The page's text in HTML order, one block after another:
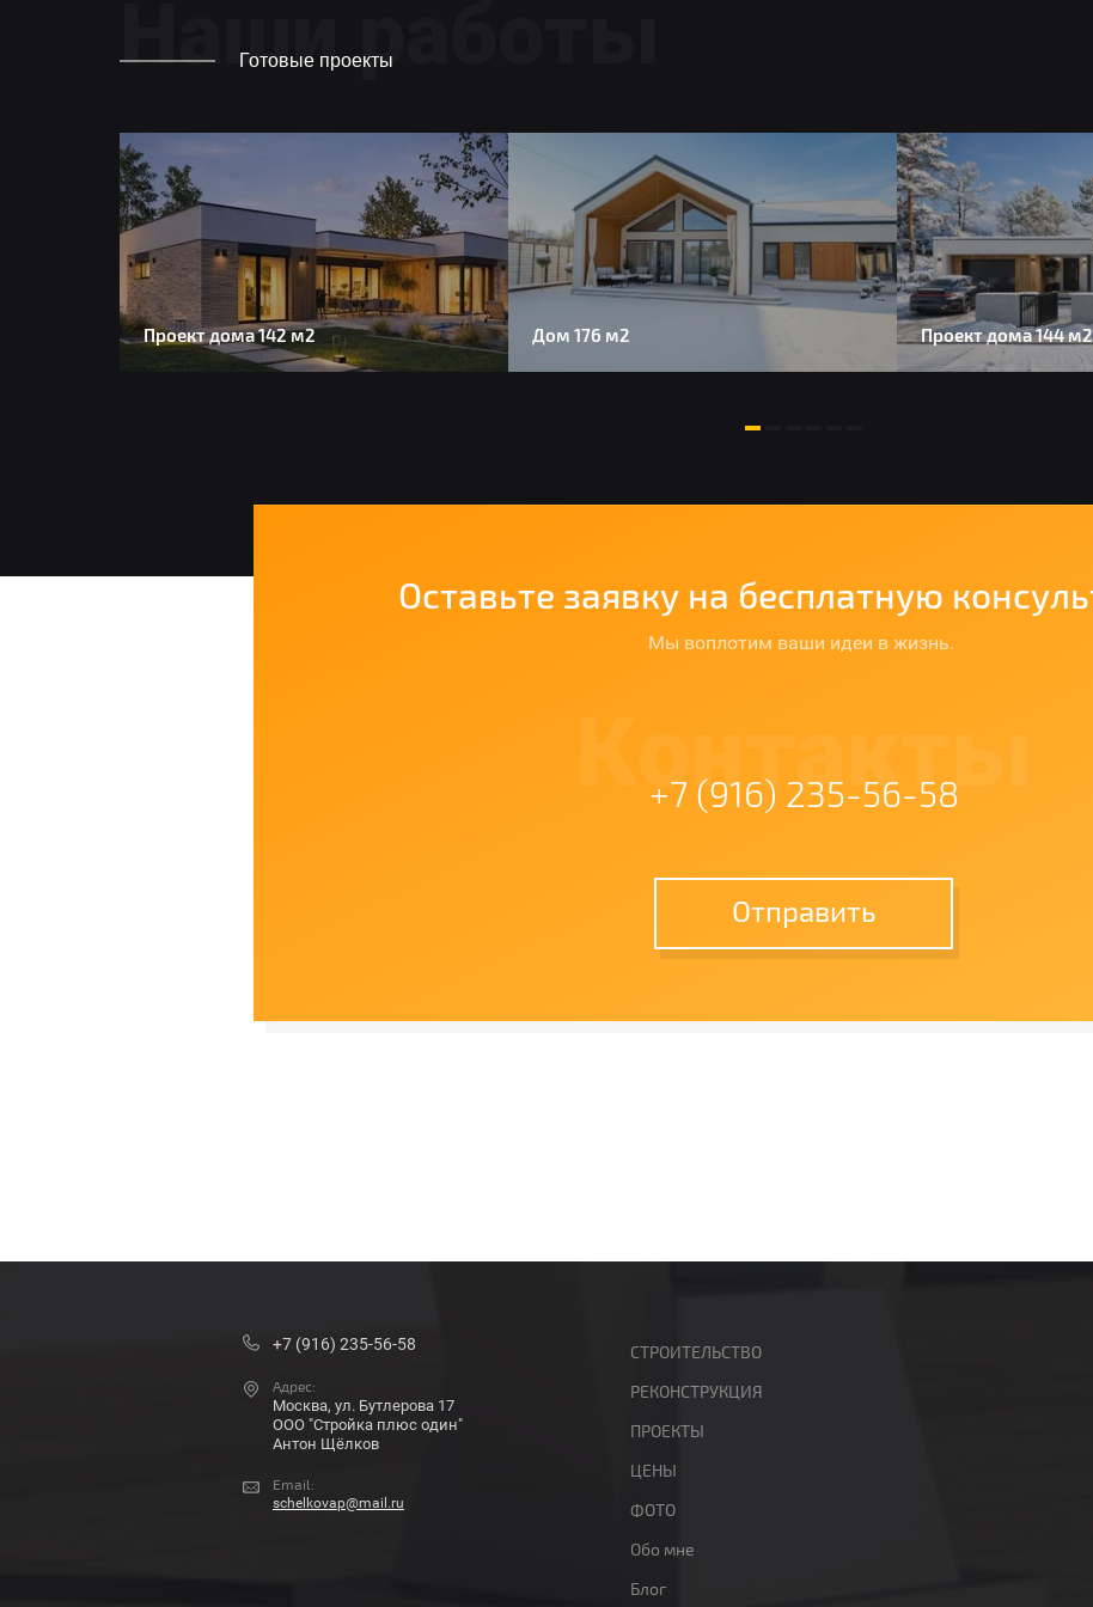
Наши работы
Готовые проекты
Проект дома 142 м2 Дом 176 м2 Проект дома 144 м2
Оставьте заявку на бесплатную
Мы воплотим ваши идеи в жизнь.
Контакты
+7 (916) 235-56-58
Отправить
+7 (916) 235-56-58
Адрес:
Москва, ул. Бутлерова 17
ООО "Стройка плюс один"
Антон Щёлков
Email:
schelkovap@mail.ru
СТРОИТЕЛЬСТВО
РЕКОНСТРУКЦИЯ
ПРОЕКТЫ
ЦЕНЫ
ФОТО
Обо мне
Блог